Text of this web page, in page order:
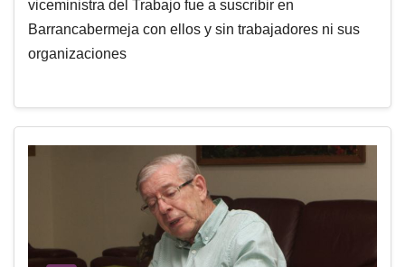
viceministra del Trabajo fue a suscribir en
Barrancabermeja con ellos y sin trabajadores ni sus
organizaciones